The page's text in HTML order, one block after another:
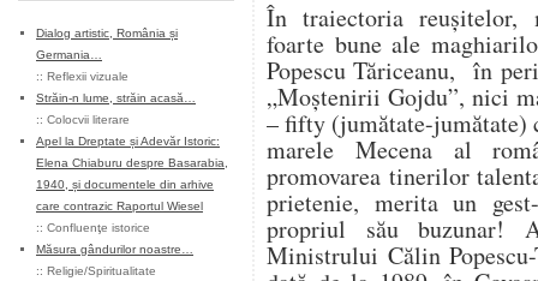
Dialog artistic, România și
Germania…
:: Reflexii vizuale
Străin-n lume, străin acasă…
:: Colocvii literare
Apel la Dreptate și Adevăr Istoric:
Elena Chiaburu despre Basarabia,
1940, și documentele din arhive
care contrazic Raportul Wiesel
:: Confluenţe istorice
Măsura gândurilor noastre…
:: Religie/Spiritualitate
În traiectoria reuşitelor,
foarte bune ale
Popescu Tăriceanu, în
„Moştenirii Gojdu”, nici
– fifty (jumătate-jumătate)
marele Mecena al
promovarea tinerilor
prietenie, merita un
propriul său buzunar!
Ministrului Călin